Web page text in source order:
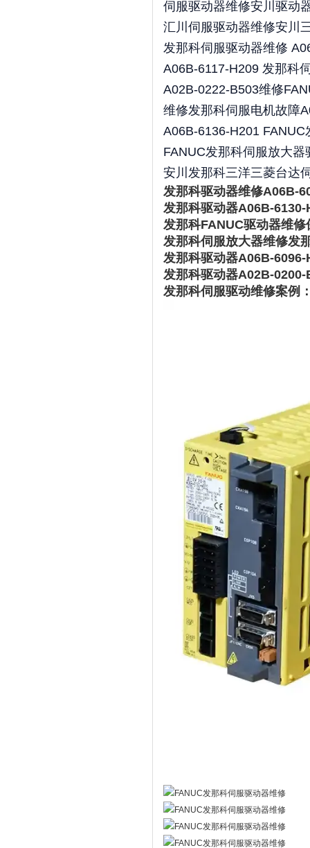
伺服驱动器维修安川驱动
汇川伺服驱动器维修安川
发那科伺服驱动器维修
A06B-6117-H209 发那科
A02B-0222-B503维修
维修发那科伺服电机故障
A06B-6136-H201
FANUC发那科伺服放大
安川发那科三洋三菱台达
发那科驱动器维修A06B-
发那科驱动器A06B-
发那科FANUC驱动器维
发那科伺服放大器维修发
发那科驱动器A06B-
发那科驱动器A02B-
发那科伺服驱动维修案例